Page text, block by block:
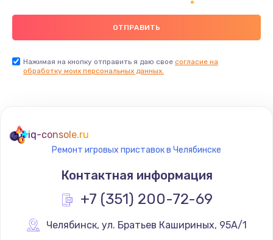
Заказать
Замена термостата
1200 руб.
Заказать
Замена реле
Нажимая на кнопку отправить я даю свое согласие на
обработку моих персональных данных.
iq-console.ru
Ремонт игровых приставок в Челябинске
Контактная информация
+7 (351) 200-72-69
Челябинск, ул. Братьев Кашириных, 95А/1